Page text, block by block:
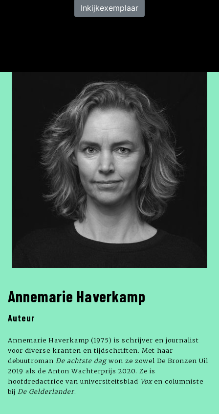
Inkijkexemplaar
Annemarie Haverkamp
Auteur
Annemarie Haverkamp (1975) is schrijver en journalist
voor diverse kranten en tijdschriften. Met haar
debuutroman De achtste dag won ze zowel De Bronzen Uil
2019 als de Anton Wachterprijs 2020. Ze is
hoofdredactrice van universiteitsblad Voxen columniste
bij De Gelderlander.